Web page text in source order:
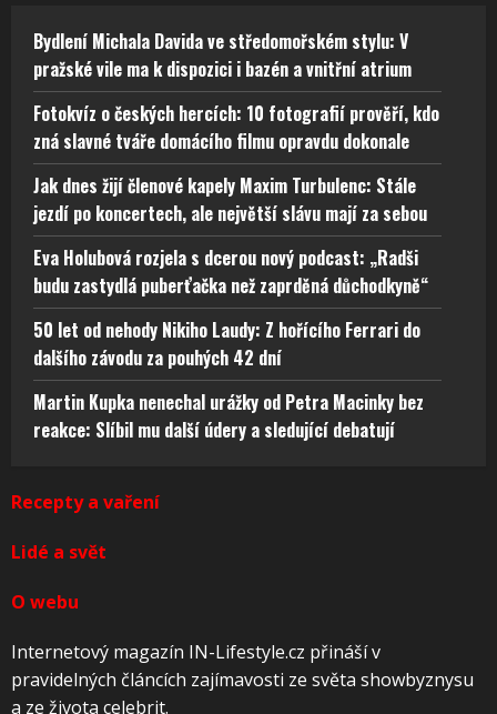
Bydlení Michala Davida ve středomořském stylu: V
pražské vile ma k dispozici i bazén a vnitřní atrium
Fotokvíz o českých hercích: 10 fotografií prověří, kdo
zná slavné tváře domácího filmu opravdu dokonale
Jak dnes žijí členové kapely Maxim Turbulenc: Stále
jezdí po koncertech, ale největší slávu mají za sebou
Eva Holubová rozjela s dcerou nový podcast: „Radši
budu zastydlá puberťačka než zaprděná důchodkyně“
50 let od nehody Nikiho Laudy: Z hořícího Ferrari do
dalšího závodu za pouhých 42 dní
Martin Kupka nenechal urážky od Petra Macinky bez
reakce: Slíbil mu další údery a sledující debatují
Recepty a vaření
Lidé a svět
O webu
Internetový magazín IN-Lifestyle.cz přináší v
pravidelných článcích zajímavosti ze světa showbyznysu
a ze života celebrit.